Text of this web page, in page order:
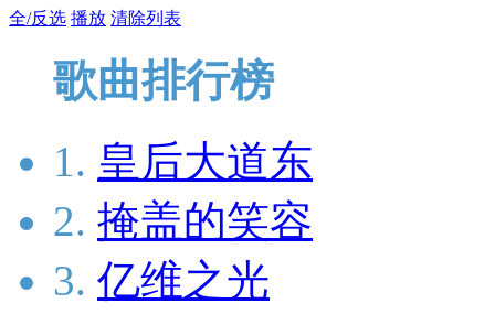
全/反选 播放 清除列表
歌曲排行榜
1. 皇后大道东
2. 掩盖的笑容
3. 亿维之光